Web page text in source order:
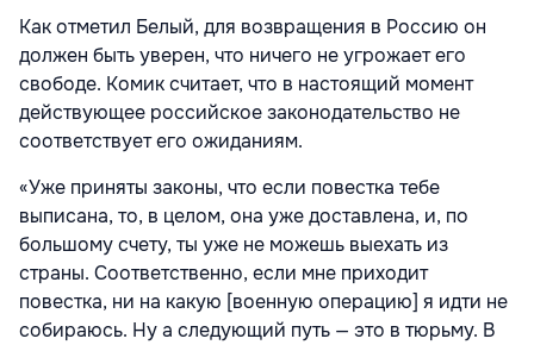
Как отметил Белый, для возвращения в Россию он
должен быть уверен, что ничего не угрожает его
свободе. Комик считает, что в настоящий момент
действующее российское законодательство не
соответствует его ожиданиям.
«Уже приняты законы, что если повестка тебе
выписана, то, в целом, она уже доставлена, и, по
большому счету, ты уже не можешь выехать из
страны. Соответственно, если мне приходит
повестка, ни на какую [военную операцию] я идти не
собираюсь. Ну а следующий путь — это в тюрьму. В